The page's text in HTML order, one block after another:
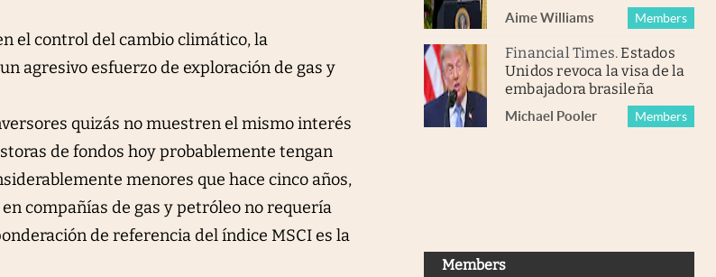
el control del cambio climático, la
agresivo esfuerzo de exploración de gas y
quizás no muestren el mismo interés
de fondos hoy probablemente tengan
menores que hace cinco años,
compañías de gas y petróleo no requería
de referencia del índice MSCI es la
Aime Williams Members
Financial Times.Estados
Unidos revoca la visa de la
embajadora brasileña
Michael Pooler Members
Members